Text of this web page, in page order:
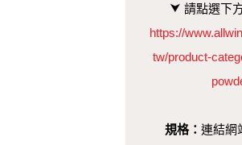
⮟ 請點選下
https://
tw/product-
規格： 連結網